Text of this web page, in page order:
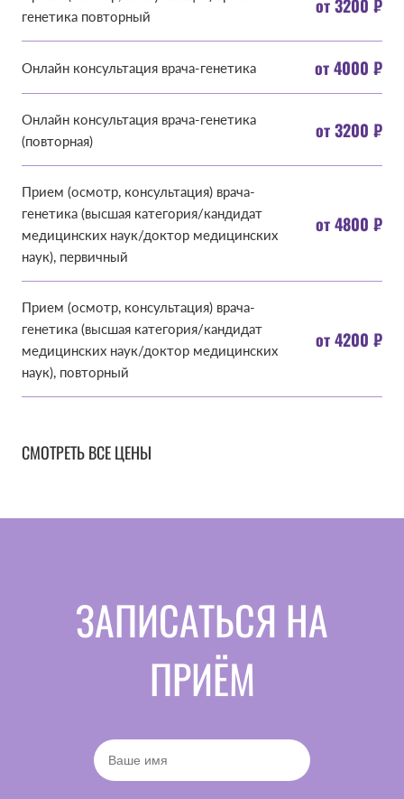
генетика повторный
от 3200 ₽
Онлайн консультация врача-генетика от 4000 ₽
Онлайн консультация врача-генетика
(повторная)
от 3200 ₽
Прием (осмотр, консультация) врача-
генетика (высшая категория/кандидат
медицинских наук/доктор медицинских
наук), первичный
от 4800 ₽
Прием (осмотр, консультация) врача-
генетика (высшая категория/кандидат
медицинских наук/доктор медицинских
наук), повторный
от 4200 ₽
СМОТРЕТЬ ВСЕ ЦЕНЫ
ЗАПИСАТЬСЯ НА
ПРИЁМ